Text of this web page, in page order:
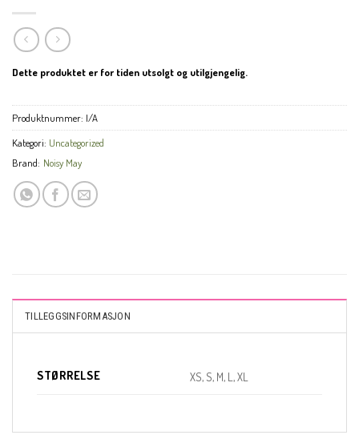
Dette produktet er for tiden utsolgt og utilgjengelig.
Produktnummer: I/A
Kategori: Uncategorized
Brand: Noisy May
TILLEGGSINFORMASJON
STØRRELSE XS, S, M, L, XL
En liten velkomstgave til deg! ❤️